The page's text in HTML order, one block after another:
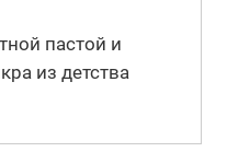
пастой и
из детства